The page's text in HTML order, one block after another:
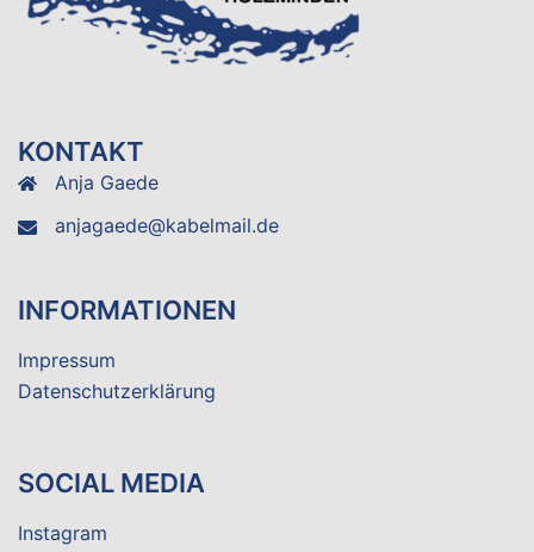
KONTAKT
Anja Gaede
anjagaede@kabelmail.de
INFORMATIONEN
Impressum
Datenschutzerklärung
SOCIAL MEDIA
Instagram